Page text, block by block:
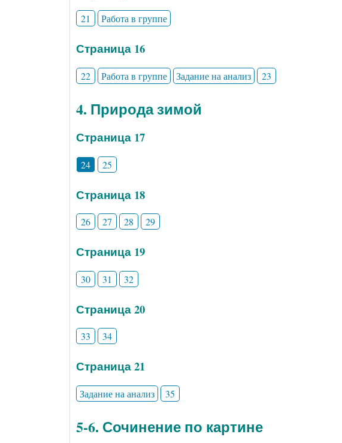
21 Работа в группе
Страница 16
22 Работа в группе Задание на анализ 23
4. Природа зимой
Страница 17
24 25
Страница 18
26 27 28 29
Страница 19
30 31 32
Страница 20
33 34
Страница 21
Задание на анализ 35
5-6. Сочинение по картине